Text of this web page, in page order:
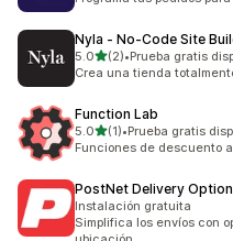
Nyla ‑ No‑Code Site
5.0de 5 estrellas
(2)
2 reseñas en total
•Prueba gratis
Crea una tienda
Function Lab
5.0de 5 estrellas
(1)
1 reseñas en total
•Prueba gratis
Funciones de descuento
PostNet Delivery
Instalación gratuita
Simplifica los envíos con